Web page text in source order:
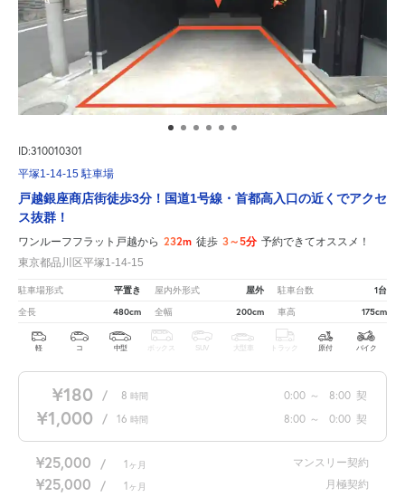
ID:310010301
平塚1-14-15 駐車場
戸越銀座商店街徒歩3分！国道1号線・首都高入口の近くでアクセ
ス抜群！
ワンルーフフラット戸越から 232m 徒歩 3～5分 予約できてオススメ！
東京都品川区平塚1-14-15
駐車場形式 平置き 屋内外形式 屋外 駐車台数 1台
全長 480cm 全幅 200cm 車高 175cm
軽 コ 中型 ボックス SUV 大型車 トラック 原付 バイク
¥180 / 8 時間 0:00 ～ 8:00 契
¥1,000 / 16 時間 8:00 ～ 0:00 契
¥25,000 / 1 ヶ月 マンスリー契約
¥25,000 / 1 ヶ月 月極契約